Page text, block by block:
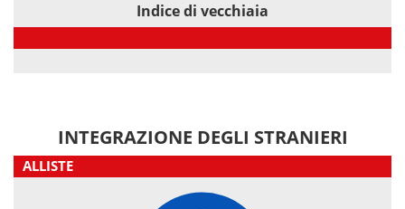
Indice di vecchiaia
INTEGRAZIONE DEGLI STRANIERI
ALLISTE